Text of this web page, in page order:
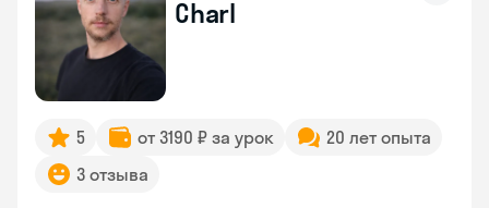
Charl
5 от 3190 ₽ за урок
20 лет опыта
3 отзыва